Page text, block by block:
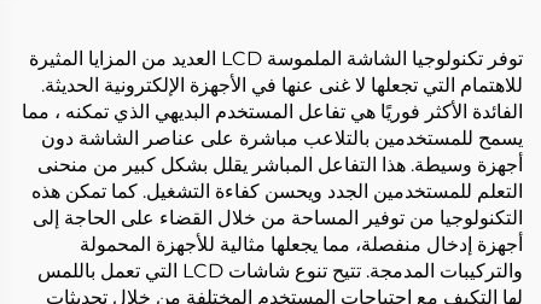
توفر تكنولوجيا الشاشة الملموسة LCD العديد من المزايا المثيرة
للاهتمام التي تجعلها لا غنى عنها في الأجهزة الإلكترونية الحديثة.
الفائدة الأكثر فوريًا هي تفاعل المستخدم البديهي الذي تمكنه ، مما
يسمح للمستخدمين بالتلاعب مباشرة على عناصر الشاشة دون
أجهزة وسيطة. هذا التفاعل المباشر يقلل بشكل كبير من منحنى
التعلم للمستخدمين الجدد ويحسن كفاءة التشغيل. كما تمكن هذه
التكنولوجيا من توفير المساحة من خلال القضاء على الحاجة إلى
أجهزة إدخال منفصلة، مما يجعلها مثالية للأجهزة المحمولة
والتركيبات المدمجة. تتيح تنوع شاشات LCD التي تعمل باللمس
لها التكيف مع احتياجات المستخدم المختلفة من خلال تحديثات